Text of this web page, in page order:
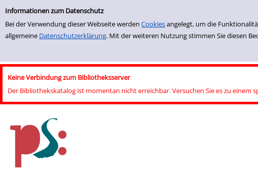
Einfache Suche
Informationen zum Datenschutz
Bei der Verwendung dieser Webseite werden Cookiesangelegt, um die
allgemeine Datenschutzerklärung. Mit der weiteren Nutzung stimmen Sie diesen
Keine Verbindung zum Bibliotheksserver
Der Bibliothekskatalog ist momentan nicht erreichbar. Versuchen Sie es zu